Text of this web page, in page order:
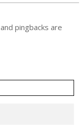
and pingbacks are